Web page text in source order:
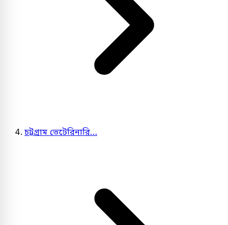
চট্টগ্রাম ভেটেরিনারি…